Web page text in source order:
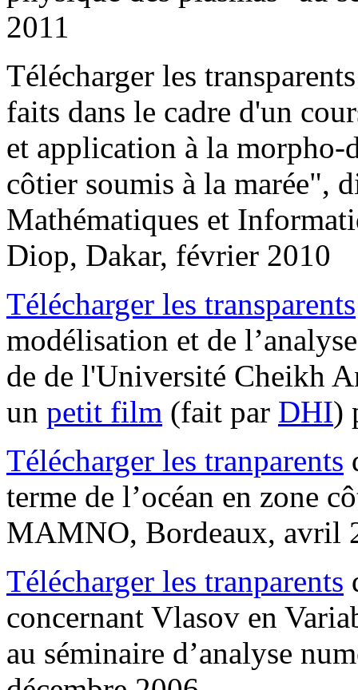
2011
Télécharger les
faits dans le cadre d'un
et application à la morpho-
côtier soumis à la marée",
Mathématiques et
Diop, Dakar, février 2010
Télécharger les transparents
modélisation et de
de de l'Université Cheikh
un petit film (fait par DHI)
Télécharger les tranparents
terme de l’océan en zone
MAMNO, Bordeaux, avril
Télécharger les tranparents
concernant Vlasov en
au séminaire d’analyse